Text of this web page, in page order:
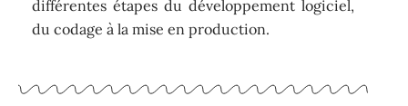
différentes étapes du développement logiciel,
du codage à la mise en production.